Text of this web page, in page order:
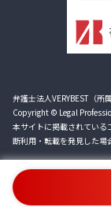
弁護士法人VERYBEST（所
Copyright © Legal
本サイトに掲載されている
断利用・転載を発見した場